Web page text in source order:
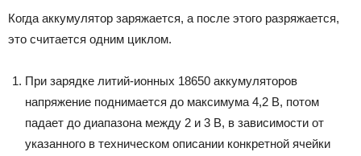
Когда аккумулятор заряжается, а после этого разряжается,
это считается одним циклом.
При зарядке литий-ионных 18650 аккумуляторов
напряжение поднимается до максимума 4,2 В, потом
падает до диапазона между 2 и 3 В, в зависимости от
указанного в техническом описании конкретной ячейки